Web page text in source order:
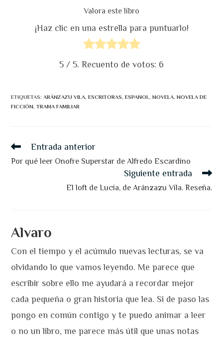
Valora este libro
¡Haz clic en una estrella para puntuarlo!
5 / 5. Recuento de votos: 6
ETIQUETAS:ARÁNZAZU VILA, ESCRITORAS, ESPAÑOL , NOVELA, NOVELA DE
FICCIÓN, TRAMA FAMILIAR
Leer
más
artículos
Entrada anterior
Por qué leer Onofre Superstar de Alfredo Escardino
Siguiente entrada
El loft de Lucía, de Aránzazu Vila. Reseña.
Alvaro
Con el tiempo y el acúmulo nuevas lecturas, se va
olvidando lo que vamos leyendo. Me parece que
escribir sobre ello me ayudará a recordar mejor
cada pequeña o gran historia que lea. Si de paso las
pongo en común contigo y te puedo animar a leer
o no un libro, me parece más útil que unas notas